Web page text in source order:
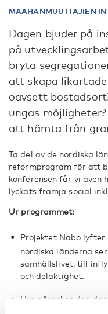
MAAHANMUUTTAJIEN
Dagen bjuder på
på
bryta
att skapa
oavsett
ungas
att hämta från
Ta del av de nordiska
reformprogram för att
konferensen får vi även
lyckats främja social
Ur programmet:
Projektet Nabo lyfter
nordiska länderna
samhällslivet, till
och delaktighet.
Hur påverkar den